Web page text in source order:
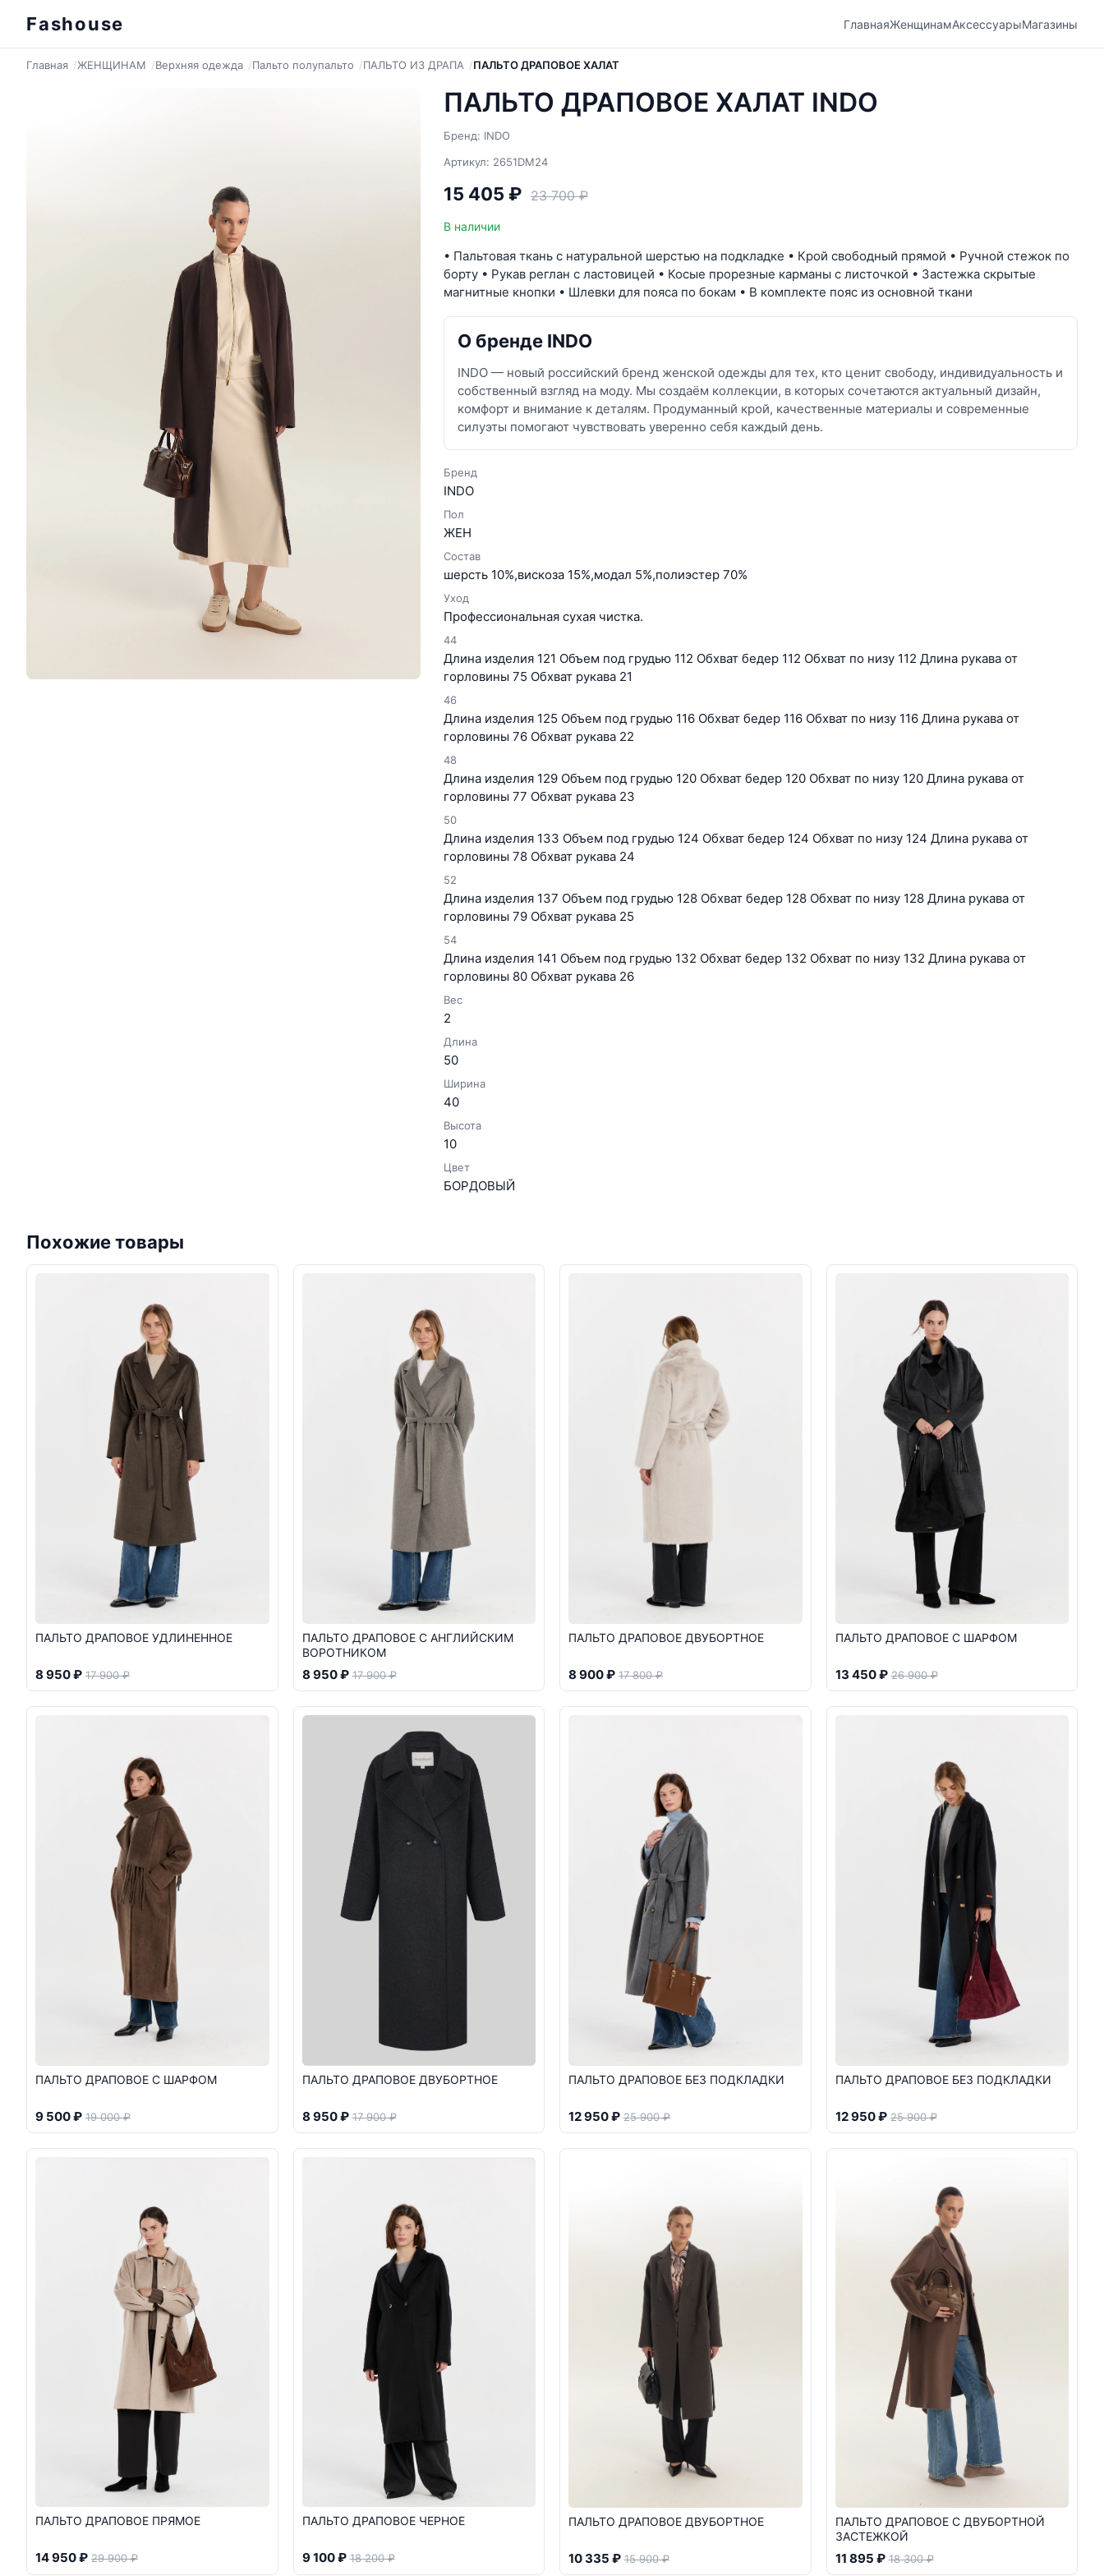
Fashouse ГлавнаяЖенщинамАксессуарыМагазины
Главная ЖЕНЩИНАМ Верхняя одежда Пальто полупальто ПАЛЬТО ИЗ ДРАПА ПАЛЬТО ДРАПОВОЕ ХАЛАТ
ПАЛЬТО ДРАПОВОЕ ХАЛАТ INDO
Бренд: INDO
Артикул: 2651DM24
15 405 ₽ 23 700 ₽
В наличии
• Пальтовая ткань с натуральной шерстью на подкладке • Крой свободный прямой • Ручной стежок по
борту • Рукав реглан с ластовицей • Косые прорезные карманы с листочкой • Застежка скрытые
магнитные кнопки • Шлевки для пояса по бокам • В комплекте пояс из основной ткани
О бренде INDO
INDO — новый российский бренд женской одежды для тех, кто ценит свободу, индивидуальность и
собственный взгляд на моду. Мы создаём коллекции, в которых сочетаются актуальный дизайн,
комфорт и внимание к деталям. Продуманный крой, качественные материалы и современные
силуэты помогают чувствовать уверенно себя каждый день.
Бренд
INDO
Пол
ЖЕН
Состав
шерсть 10%,вискоза 15%,модал 5%,полиэстер 70%
Уход
Профессиональная сухая чистка.
44
Длина изделия 121 Объем под грудью 112 Обхват бедер 112 Обхват по низу 112 Длина рукава от
горловины 75 Обхват рукава 21
46
Длина изделия 125 Объем под грудью 116 Обхват бедер 116 Обхват по низу 116 Длина рукава от
горловины 76 Обхват рукава 22
48
Длина изделия 129 Объем под грудью 120 Обхват бедер 120 Обхват по низу 120 Длина рукава от
горловины 77 Обхват рукава 23
50
Длина изделия 133 Объем под грудью 124 Обхват бедер 124 Обхват по низу 124 Длина рукава от
горловины 78 Обхват рукава 24
52
Длина изделия 137 Объем под грудью 128 Обхват бедер 128 Обхват по низу 128 Длина рукава от
горловины 79 Обхват рукава 25
54
Длина изделия 141 Объем под грудью 132 Обхват бедер 132 Обхват по низу 132 Длина рукава от
горловины 80 Обхват рукава 26
Вес
2
Длина
50
Ширина
40
Высота
10
Цвет
БОРДОВЫЙ
Похожие товары
ПАЛЬТО ДРАПОВОЕ УДЛИНЕННОЕ
8 950 ₽ 17 900 ₽
ПАЛЬТО ДРАПОВОЕ С АНГЛИЙСКИМ
ВОРОТНИКОМ
8 950 ₽ 17 900 ₽
ПАЛЬТО ДРАПОВОЕ ДВУБОРТНОЕ
8 900 ₽ 17 800 ₽
ПАЛЬТО ДРАПОВОЕ С ШАРФОМ
13 450 ₽ 26 900 ₽
ПАЛЬТО ДРАПОВОЕ С ШАРФОМ
9 500 ₽ 19 000 ₽
ПАЛЬТО ДРАПОВОЕ ДВУБОРТНОЕ
8 950 ₽ 17 900 ₽
ПАЛЬТО ДРАПОВОЕ БЕЗ ПОДКЛАДКИ
12 950 ₽ 25 900 ₽
ПАЛЬТО ДРАПОВОЕ БЕЗ ПОДКЛАДКИ
12 950 ₽ 25 900 ₽
ПАЛЬТО ДРАПОВОЕ ПРЯМОЕ
14 950 ₽ 29 900 ₽
ПАЛЬТО ДРАПОВОЕ ЧЕРНОЕ
9 100 ₽ 18 200 ₽
ПАЛЬТО ДРАПОВОЕ ДВУБОРТНОЕ
10 335 ₽ 15 900 ₽
ПАЛЬТО ДРАПОВОЕ С ДВУБОРТНОЙ
ЗАСТЕЖКОЙ
11 895 ₽ 18 300 ₽